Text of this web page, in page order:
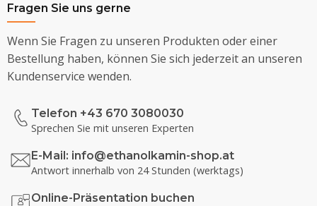
Fragen Sie uns gerne
Wenn Sie Fragen zu unseren Produkten oder einer
Bestellung haben, können Sie sich jederzeit an unseren
Kundenservice wenden.
Telefon +43 670 3080030
Sprechen Sie mit unseren Experten
E-Mail: info@ethanolkamin-shop.at
Antwort innerhalb von 24 Stunden (werktags)
Online-Präsentation buchen